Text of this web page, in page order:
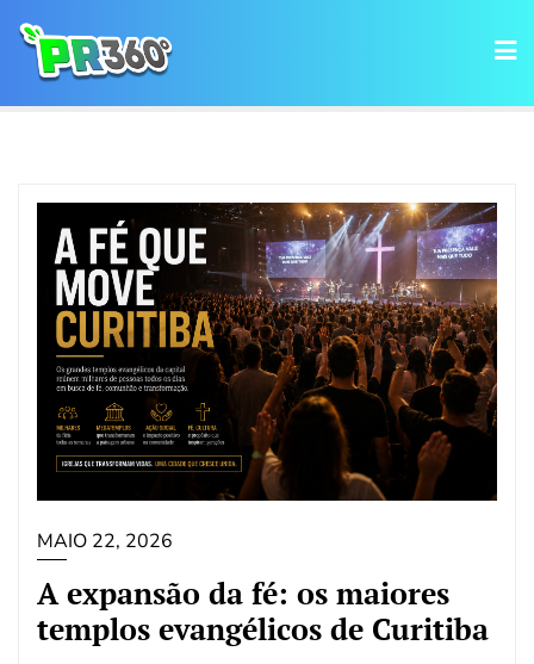
MAIO 22, 2026
A expansão da fé: os maiores
templos evangélicos de Curitiba